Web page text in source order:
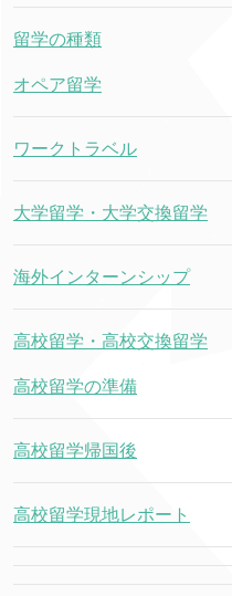
留学の種類
オペア留学
ワークトラベル
大学留学・大学交換留学
海外インターンシップ
高校留学・高校交換留学
高校留学の準備
高校留学帰国後
高校留学現地レポート